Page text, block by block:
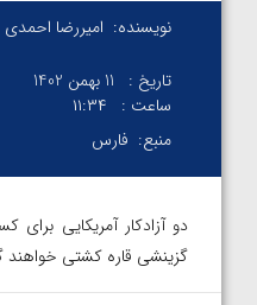
نویسنده: امیررضا احمدی
تاریخ :
11 بهمن 1402
ساعت :
۱۱:۳۴
منبع: فارس
دو آزادکار آمریکایی
گزینشی قاره کشتی